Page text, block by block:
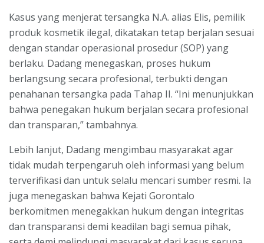
Kasus yang menjerat tersangka N.A. alias Elis, pemilik
produk kosmetik ilegal, dikatakan tetap berjalan sesuai
dengan standar operasional prosedur (SOP) yang
berlaku. Dadang menegaskan, proses hukum
berlangsung secara profesional, terbukti dengan
penahanan tersangka pada Tahap II. “Ini menunjukkan
bahwa penegakan hukum berjalan secara profesional
dan transparan,” tambahnya.
Lebih lanjut, Dadang mengimbau masyarakat agar
tidak mudah terpengaruh oleh informasi yang belum
terverifikasi dan untuk selalu mencari sumber resmi. Ia
juga menegaskan bahwa Kejati Gorontalo
berkomitmen menegakkan hukum dengan integritas
dan transparansi demi keadilan bagi semua pihak,